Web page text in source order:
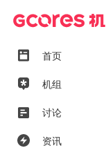
首页
机组
讨论
资讯